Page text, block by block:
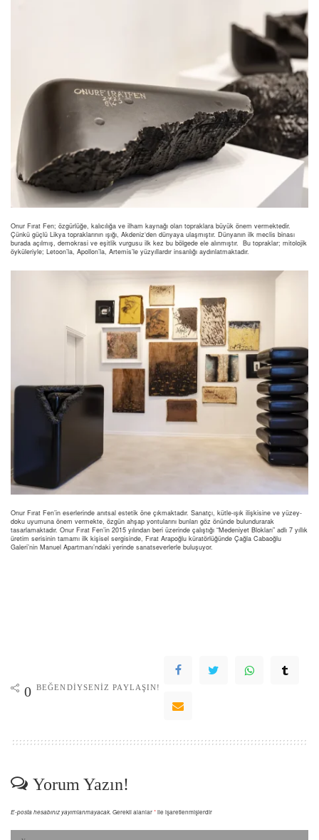
Onur Fırat Fen; özgürlüğe, kalıcılığa ve ilham kaynağı olan topraklara büyük önem vermektedir.
Çünkü güçlü Likya topraklarının ışığı, Akdeniz‘den dünyaya ulaşmıştır. Dünyanın ilk meclis binası
burada açılmış, demokrasi ve eşitlik vurgusu ilk kez bu bölgede ele alınmıştır. Bu topraklar; mitolojik
öyküleriyle; Letoon’la, Apollon’la, Artemis’le yüzyıllardır insanlığı aydınlatmaktadır.
Onur Fırat Fen’in eserlerinde anıtsal estetik öne çıkmaktadır. Sanatçı, kütle-ışık ilişkisine ve yüzey-
doku uyumuna önem vermekte, özgün ahşap yontularını bunları göz önünde bulundurarak
tasarlamaktadır. Onur Fırat Fen’in 2015 yılından beri üzerinde çalıştığı “Medeniyet Blokları” adlı 7 yıllık
üretim serisinin tamamı ilk kişisel sergisinde, Fırat Arapoğlu küratörlüğünde Çağla Cabaoğlu
Galeri’nin Manuel Apartmanı’ndaki yerinde sanatseverlerle buluşuyor.
0 BEĞENDIYSENIZ PAYLAŞIN!
Yorum Yazın!
E-posta hesabınız yayımlanmayacak. Gerekli alanlar*ile işaretlenmişlerdir